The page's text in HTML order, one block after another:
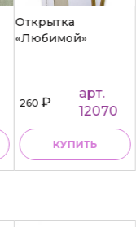
Открытка
«Любимой»
260₽
арт.
12070
КУПИТЬ